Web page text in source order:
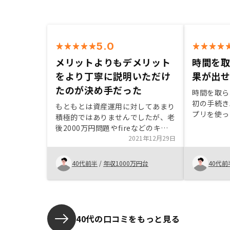
5.0
メリットよりもデメリット
をより丁寧に説明いただけ
たのが決め手だった
もともとは資産運用に対してあまり
積極的ではありませんでしたが、老
後2000万円問題やfireなどのキー
ワードをよく見かけるようになり、
次第に自分も投資先を見つけなけれ
ばと考え始めていた矢先に目に入っ
たのがSNS内での御社の広告でし
た。不動産投資に対する知識はあま
とで知識を得る、かつAmazonギ
フト券もゲットできる笑のならデメ
リットは無いと考え面談に進みまし
2021年12月29日
40代前半 / 年収1000万円台
時間を
果が出
時間を取
初の手続
プリを使
当に感謝
っていく
りますが
ったと思
40代前
40代の口コミをもっと見る